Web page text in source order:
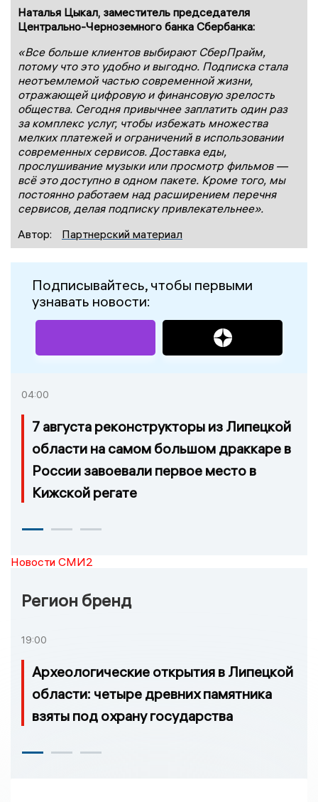
Наталья Цыкал, заместитель председателя
Центрально-Черноземного банка Сбербанка:
«Все больше клиентов выбирают СберПрайм,
потому что это удобно и выгодно. Подписка стала
неотъемлемой частью современной жизни,
отражающей цифровую и финансовую зрелость
общества. Сегодня привычнее заплатить один раз
за комплекс услуг, чтобы избежать множества
мелких платежей и ограничений в использовании
современных сервисов. Доставка еды,
прослушивание музыки или просмотр фильмов —
всё это доступно в одном пакете. Кроме того, мы
постоянно работаем над расширением перечня
сервисов, делая подписку привлекательнее».
Автор:
Партнерский материал
Подписывайтесь, чтобы первыми
узнавать новости:
04:00
7 августа реконструкторы из Липецкой
области на самом большом драккаре в
России завоевали первое место в
Кижской регате
Новости СМИ2
Регион бренд
19:00
Археологические открытия в Липецкой
области: четыре древних памятника
взяты под охрану государства